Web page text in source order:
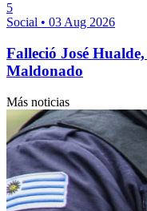
5
Social • 03 Aug 2026
Falleció José
Maldonado
Más noticias